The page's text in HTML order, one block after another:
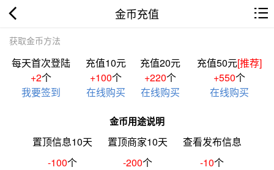
金币充值
获取金币方法
每天首次登陆
+2个
我要签到
充值10元
+100个
在线购买
充值20元
+220个
在线购买
充值50元[推荐]
+550个
在线购买
金币用途说明
置顶信息10天 置顶商家10天
查看发布信息
-100个 -200个 -10个